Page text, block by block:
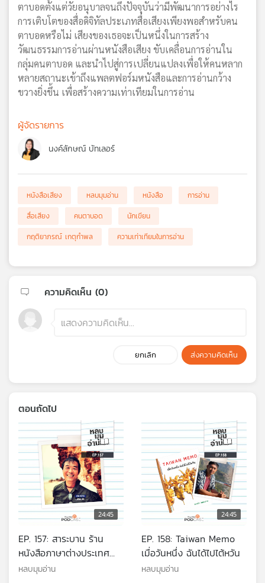
ตาบอดตั้งแต่วัยอนุบาลจนถึงปัจจุบันว่ามีพัฒนาการอย่างไร
การเติบโตของสื่อดิจิทัลประเภทสื่อเสียงเพียงพอสำหรับคน
ตาบอดหรือไม่ เสียงของเธอจะเป็นหนึ่งในการสร้าง
วัฒนธรรมการอ่านผ่านหนังสือเสียง ขับเคลื่อนการอ่านใน
กลุ่มคนตาบอด และนำไปสู่การเปลี่ยนแปลงเพื่อให้คนหลาก
หลายสถานะเข้าถึงแพลตฟอร์มหนังสือและการอ่านกว้าง
ขวางยิ่งขึ้น เพื่อสร้างความเท่าเทียมในการอ่าน
ผู้จัดรายการ
นงค์ลักษณ์ บัทเลอร์
หนังสือเสียง หลบมุมอ่าน หนังสือ
การอ่าน
สื่อเสียง
คนตาบอด
นักเขียน
กฤติยาภรณ์ เกตุกำพล
ความเท่าเทียมในการอ่าน
ความคิดเห็น (0)
ยกเลิก ส่งความคิดเห็น
ตอนถัดไป
24:45
EP. 157: สาระบาน ร้าน
หนังสือภาษาต่างประเทศ
สะท้อนการอ่านของชาวต่าง
หลบมุมอ่าน
24:45
EP. 158: Taiwan Memo
เมื่อวันหนึ่ง ฉันได้ไปไต้หวัน
หลบมุมอ่าน